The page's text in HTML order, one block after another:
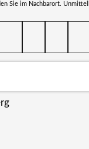
Sie im Nachbarort.